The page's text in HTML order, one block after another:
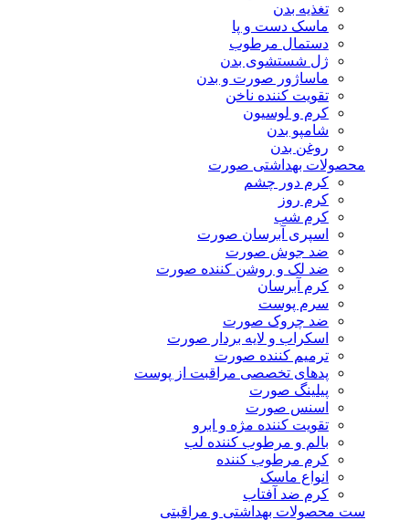
تغذیه بدن
ماسک دست و پا
دستمال مرطوب
ژل شستشوی بدن
ماساژور صورت و بدن
تقویت کننده ناخن
کرم و لوسیون
شامپو بدن
روغن بدن
محصولات بهداشتی صورت
کرم دور چشم
کرم روز
کرم شب
اسپری آبرسان صورت
ضد جوش صورت
ضد لک و روشن کننده صورت
کرم آبرسان
سرم پوست
ضد چروک صورت
اسکراب و لایه بردار صورت
ترمیم کننده صورت
پدهای تخصصی مراقبت از پوست
پیلینگ صورت
اسنس صورت
تقویت کننده مژه و ابرو
بالم و مرطوب کننده لب
کرم مرطوب کننده
انواع ماسک
کرم ضد آفتاب
ست محصولات بهداشتی و مراقبتی